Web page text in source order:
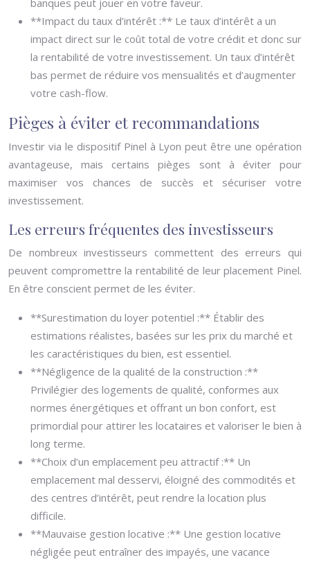
banques peut jouer en votre faveur.
**Impact du taux d’intérêt :** Le taux d’intérêt a un
impact direct sur le coût total de votre crédit et donc sur
la rentabilité de votre investissement. Un taux d’intérêt
bas permet de réduire vos mensualités et d’augmenter
votre cash-flow.
Pièges à éviter et recommandations
Investir via le dispositif Pinel à Lyon peut être une opération
avantageuse, mais certains pièges sont à éviter pour
maximiser vos chances de succès et sécuriser votre
investissement.
Les erreurs fréquentes des investisseurs
De nombreux investisseurs commettent des erreurs qui
peuvent compromettre la rentabilité de leur placement Pinel.
En être conscient permet de les éviter.
**Surestimation du loyer potentiel :** Établir des
estimations réalistes, basées sur les prix du marché et
les caractéristiques du bien, est essentiel.
**Négligence de la qualité de la construction :**
Privilégier des logements de qualité, conformes aux
normes énergétiques et offrant un bon confort, est
primordial pour attirer les locataires et valoriser le bien à
long terme.
**Choix d’un emplacement peu attractif :** Un
emplacement mal desservi, éloigné des commodités et
des centres d’intérêt, peut rendre la location plus
difficile.
**Mauvaise gestion locative :** Une gestion locative
négligée peut entraîner des impayés, une vacance